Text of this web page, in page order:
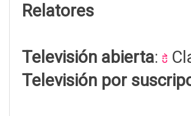
Relatores
Televisión abierta:
Televisión por